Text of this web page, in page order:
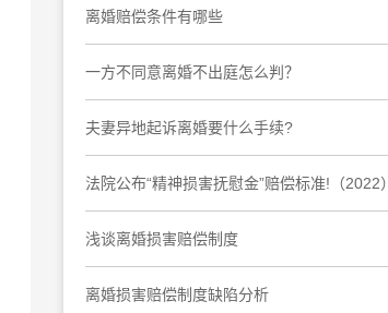
离婚赔偿条件有哪些
一方不同意离婚不出庭怎么判？
夫妻异地起诉离婚要什么手续?
法院公布“精神损害抚慰金”赔偿标准!（2022）
浅谈离婚损害赔偿制度
离婚损害赔偿制度缺陷分析